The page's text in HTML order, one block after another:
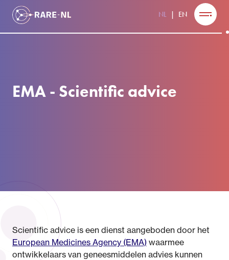
NL EN
EMA - Scientific advice
Scientific advice is een dienst aangeboden door het
European Medicines Agency (EMA) waarmee
ontwikkelaars van geneesmiddelen advies kunnen